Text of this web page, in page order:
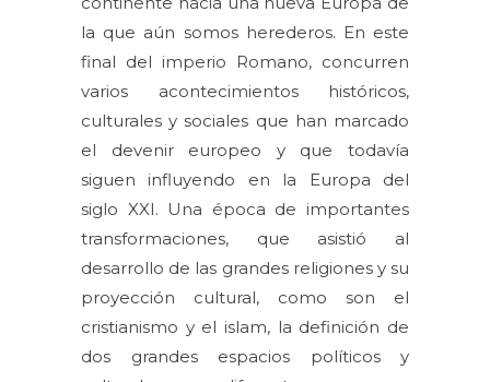
la que aún somos herederos. En este
final del imperio Romano, concurren
varios acontecimientos históricos,
culturales y sociales que han marcado
el devenir europeo y que todavía
siguen influyendo en la Europa del
siglo XXI. Una época de importantes
transformaciones, que asistió al
desarrollo de las grandes religiones y su
proyección cultural, como son el
cristianismo y el islam, la definición de
dos grandes espacios políticos y